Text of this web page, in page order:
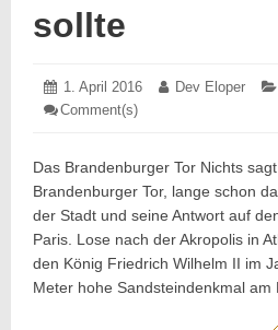
sollte
Posted
on:
1. April 2016 Author:
Dev Eloper
Comment(s)
man
gesehen
haben
sollte
Das Brandenburger Tor Nichts
Brandenburger Tor, lange schon
der Stadt und seine Antwort auf
Paris. Lose nach der Akropolis in
den König Friedrich Wilhelm II im
Meter hohe Sandsteindenkmal